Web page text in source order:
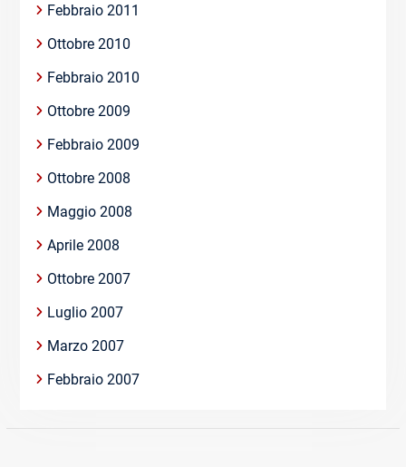
Febbraio 2011
Ottobre 2010
Febbraio 2010
Ottobre 2009
Febbraio 2009
Ottobre 2008
Maggio 2008
Aprile 2008
Ottobre 2007
Luglio 2007
Marzo 2007
Febbraio 2007